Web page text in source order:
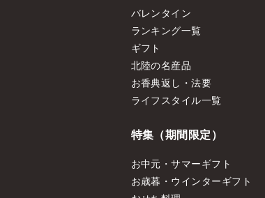
バレンタイン
ランキング一覧
ギフト
北陸の名産品
お香典返し・法要
ライフスタイル一覧
特集（期間限定）
お中元・サマーギフト
お歳暮・ウインターギフト